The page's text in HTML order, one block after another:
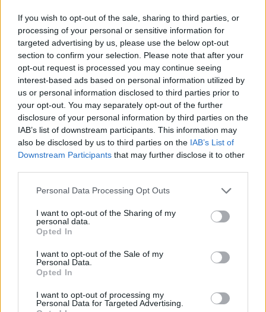
If you wish to opt-out of the sale, sharing to third parties, or
processing of your personal or sensitive information for
targeted advertising by us, please use the below opt-out
section to confirm your selection. Please note that after your
opt-out request is processed you may continue seeing
interest-based ads based on personal information utilized by
us or personal information disclosed to third parties prior to
your opt-out. You may separately opt-out of the further
disclosure of your personal information by third parties on the
IAB’s list of downstream participants. This information may
also be disclosed by us to third parties on the IAB’s List of
Downstream Participants that may further disclose it to other
Please note that this website/app uses one or more Google
not limited to your visit or usage behaviour. You may click to
grant or deny consent to Google and its third-party tags to
use your data for below specified purposes in below Google
consent section.
Personal Data Processing Opt Outs
I want to opt-out of the Sharing of my
personal data.
Opted In
I want to opt-out of the Sale of my
Personal Data.
Opted In
I want to opt-out of processing my
Personal Data for Targeted Advertising.
Kirándulásunk negyedik estéjén Kashgarból
Ürümcsiba (Urumqi) repültünk, és a következő nap
innen indultunk Turpan felé.
Karakoram autópálya
Vadrozsa•2023. szeptember 22.
Másnap reggel a rendőrségen kezdtünk a szükséges